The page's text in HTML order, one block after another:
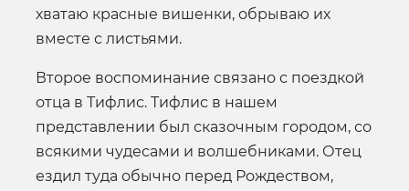
хватаю красные вишенки, обрываю их
вместе с листьями.
Второе воспоминание связано с поездкой
отца в Тифлис. Тифлис в нашем
представлении был сказочным городом, со
всякими чудесами и волшебниками. Отец
ездил туда обычно перед Рождеством,